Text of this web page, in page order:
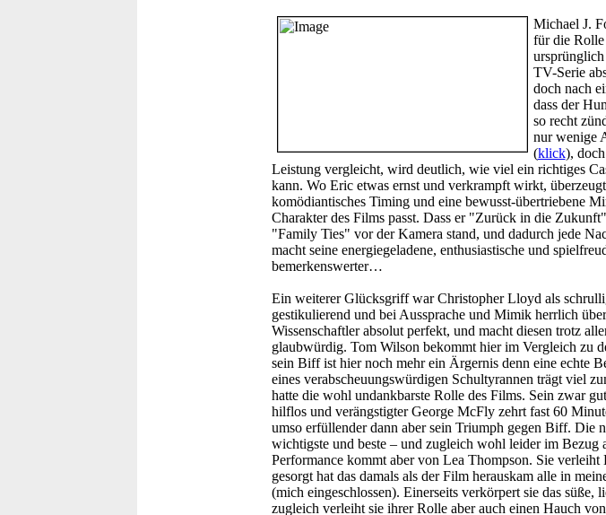
Michael J.
für die
TV-Serie
doch nach
dass der
so recht
nur wenige
(klick),
Leistung vergleicht, wird deutlich, wie viel ein richtiges
kann. Wo Eric etwas ernst und verkrampft wirkt,
komödiantisches Timing und eine bewusst-übertriebene
Charakter des Films passt. Dass er "Zurück in die
"Family Ties" vor der Kamera stand, und dadurch jede
macht seine energiegeladene, enthusiastische und
bemerkenswerter…
Ein weiterer Glücksgriff war Christopher Lloyd als
gestikulierend und bei Aussprache und Mimik herrlich
Wissenschaftler absolut perfekt, und macht diesen trotz
glaubwürdig. Tom Wilson bekommt hier im Vergleich zu
sein Biff ist hier noch mehr ein Ärgernis denn eine echte
eines verabscheuungswürdigen Schultyrannen trägt viel
hatte die wohl undankbarste Rolle des Films. Sein zwar
hilflos und verängstigter George McFly zehrt fast 60
umso erfüllender dann aber sein Triumph gegen Biff. Die
wichtigste und beste – und zugleich wohl leider im Bezug
Performance kommt aber von Lea Thompson. Sie verleiht
gesorgt hat das damals als der Film herauskam alle in
(mich eingeschlossen). Einerseits verkörpert sie das süße,
zugleich verleiht sie ihrer Rolle aber auch einen Hauch